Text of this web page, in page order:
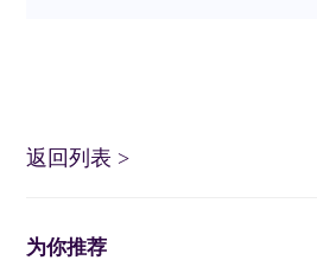
返回列表 >
为你推荐